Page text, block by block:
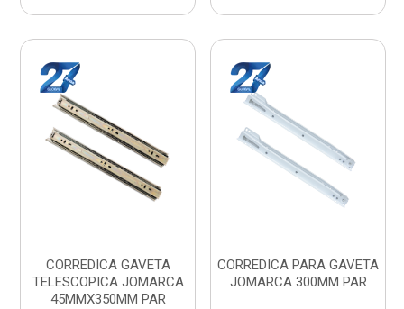
CORREDICA GAVETA
TELESCOPICA JOMARCA
45MMX350MM PAR
CORREDICA PARA GAVETA
JOMARCA 300MM PAR